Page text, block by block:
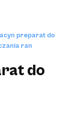
preparat do
ran
do